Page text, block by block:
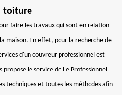
toiture
faire les travaux qui sont en relation
maison. En effet, pour la recherche de
d'un couvreur professionnel est
propose le service de Le Professionnel
techniques et toutes les méthodes afin